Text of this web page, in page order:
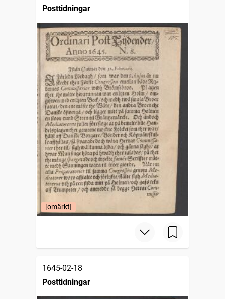
Posttidningar
[omärkt]
1645-02-18
Posttidningar